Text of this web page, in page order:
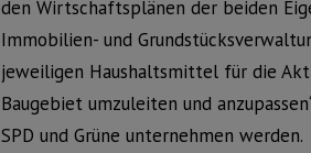
den Wirtschaftsplänen der beiden
Immobilien- und
jeweiligen Haushaltsmittel für die
Baugebiet umzuleiten und
SPD und Grüne unternehmen werden.